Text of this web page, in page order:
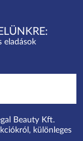
eladások
Beauty Kft.
különleges